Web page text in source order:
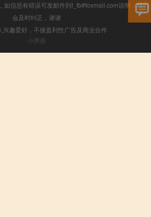
如信息有错误可发邮件到f_fb#foxmail.com说明，我们
会及时纠正，谢谢
兴趣爱好，不接盈利性广告及商业合作
小男孩